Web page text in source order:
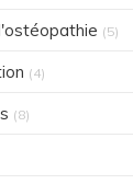
(5)
(4)
(8)